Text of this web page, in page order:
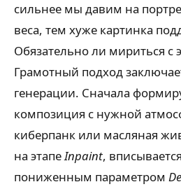
сильнее мы давим на
веса, тем хуже картинка
Обязательно ли мириться с
Грамотный подход
генерации. Сначала
композиция с нужной
киберпанк или масляная
на этапеInpaint,
пониженным параметром